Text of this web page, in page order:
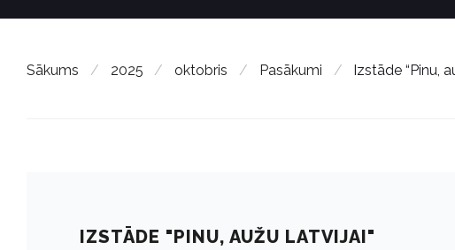
e
Sākums / 2025 / oktobris / Pasākumi / Izstāde “Pinu,
IZSTĀDE "PINU, AUŽU LATVIJAI"